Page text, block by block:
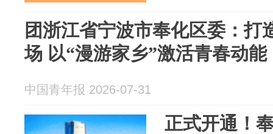
团浙江省宁波市奉化区委：打
场 以“漫游家乡”激活青春动能
中国青年报 2026-07-31
正式开通！